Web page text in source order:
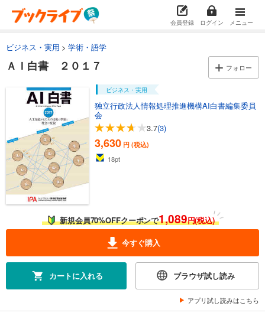
会員登録 ログイン メニュー
ビジネス・実用 学術・語学
ＡＩ白書 ２０１７ フォロー
ビジネス・実用
独立行政法人情報処理推進機構AI白書編集委員
会
3.7(3)
3,630 円 (税込)
18pt
新規会員70%OFFクーポンで1,089円(税込)
今すぐ購入
カートに入れる ブラウザ試し読み
アプリ試し読みはこちら